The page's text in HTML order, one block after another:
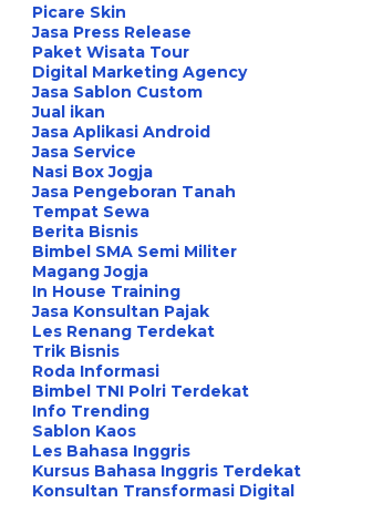
Picare Skin
Jasa Press Release
Paket Wisata Tour
Digital Marketing Agency
Jasa Sablon Custom
Jual ikan
Jasa Aplikasi Android
Jasa Service
Nasi Box Jogja
Jasa Pengeboran Tanah
Tempat Sewa
Berita Bisnis
Bimbel SMA Semi Militer
Magang Jogja
In House Training
Jasa Konsultan Pajak
Les Renang Terdekat
Trik Bisnis
Roda Informasi
Bimbel TNI Polri Terdekat
Info Trending
Sablon Kaos
Les Bahasa Inggris
Kursus Bahasa Inggris Terdekat
Konsultan Transformasi Digital